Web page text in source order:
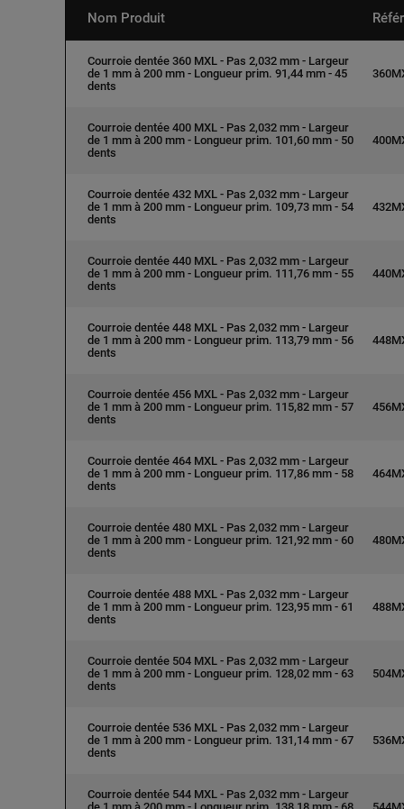
Nom Produit
Courroie dentée 360 MXL - Pas 2,032 mm - Largeur
de 1 mm à 200 mm - Longueur prim. 91,44 mm - 45
dents
Courroie dentée 400 MXL - Pas 2,032 mm - Largeur
de 1 mm à 200 mm - Longueur prim. 101,60 mm - 50
dents
Courroie dentée 432 MXL - Pas 2,032 mm - Largeur
de 1 mm à 200 mm - Longueur prim. 109,73 mm - 54
dents
Courroie dentée 440 MXL - Pas 2,032 mm - Largeur
de 1 mm à 200 mm - Longueur prim. 111,76 mm - 55
dents
Courroie dentée 448 MXL - Pas 2,032 mm - Largeur
de 1 mm à 200 mm - Longueur prim. 113,79 mm - 56
dents
Courroie dentée 456 MXL - Pas 2,032 mm - Largeur
de 1 mm à 200 mm - Longueur prim. 115,82 mm - 57
dents
Courroie dentée 464 MXL - Pas 2,032 mm - Largeur
de 1 mm à 200 mm - Longueur prim. 117,86 mm - 58
dents
Courroie dentée 480 MXL - Pas 2,032 mm - Largeur
de 1 mm à 200 mm - Longueur prim. 121,92 mm - 60
dents
Courroie dentée 488 MXL - Pas 2,032 mm - Largeur
de 1 mm à 200 mm - Longueur prim. 123,95 mm - 61
dents
Courroie dentée 504 MXL - Pas 2,032 mm - Largeur
de 1 mm à 200 mm - Longueur prim. 128,02 mm - 63
dents
Courroie dentée 536 MXL - Pas 2,032 mm - Largeur
de 1 mm à 200 mm - Longueur prim. 131,14 mm - 67
dents
Courroie dentée 544 MXL - Pas 2,032 mm - Largeur